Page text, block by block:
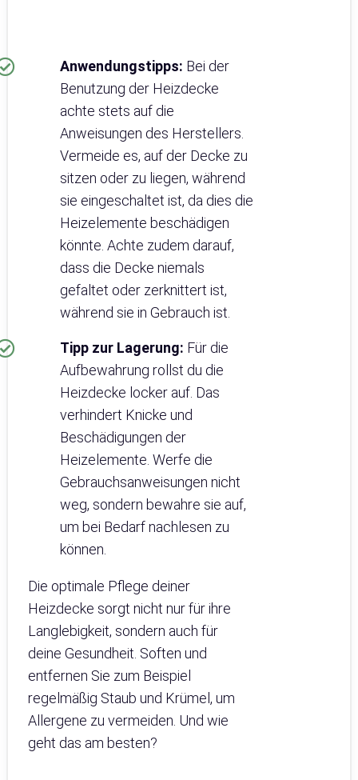
Anwendungstipps: Bei der
Benutzung der Heizdecke
achte stets auf die
Anweisungen des Herstellers.
Vermeide es, auf der Decke zu
sitzen oder zu liegen, während
sie eingeschaltet ist, da dies die
Heizelemente beschädigen
könnte. Achte zudem darauf,
dass die Decke niemals
gefaltet oder zerknittert ist,
während sie in Gebrauch ist.
Tipp zur Lagerung: Für die
Aufbewahrung rollst du die
Heizdecke locker auf. Das
verhindert Knicke und
Beschädigungen der
Heizelemente. Werfe die
Gebrauchsanweisungen nicht
weg, sondern bewahre sie auf,
um bei Bedarf nachlesen zu
können.
Die optimale Pflege deiner
Heizdecke sorgt nicht nur für ihre
Langlebigkeit, sondern auch für
deine Gesundheit. Soften und
entfernen Sie zum Beispiel
regelmäßig Staub und Krümel, um
Allergene zu vermeiden. Und wie
geht das am besten?